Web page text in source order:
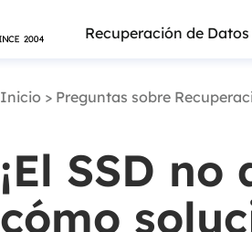
Recuperación de Datos
Inicio > Preguntas sobre
¡El SSD
cómo